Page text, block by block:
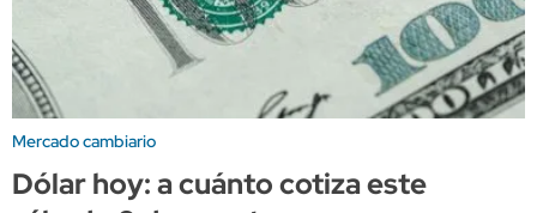
Mercado cambiario
Dólar hoy: a cuánto cotiza este